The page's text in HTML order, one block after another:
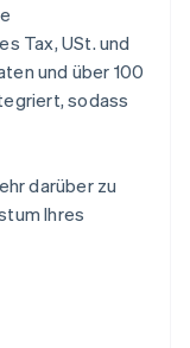
Tax, USt. und
und über 100
sodass
darüber zu
Ihres